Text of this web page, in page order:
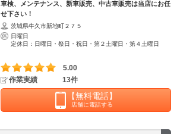
車検、メンテナンス、新車販売、中古車販売は当店にお任
せ下さい！
茨城県牛久市新地町２７５
日曜日
定休日：日曜日・祭日・祝日・第２土曜日・第４土曜日
5.00
作業実績
13件
【無料電話】
店舗に電話する